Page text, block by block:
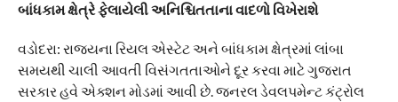
બાંધકામ ક્ષેત્રે ફેલાયેલી અનિશ્ચિતતાના વાદળો વિખેરાશે
વડોદરા: રાજ્યના રિયલ એસ્ટેટ અને બાંધકામ ક્ષેત્રમાં લાંબા
સમયથી ચાલી આવતી વિસંગતતાઓને દૂર કરવા માટે ગુજરાત
સરકાર હવે એક્શન મોડમાં આવી છે. જનરલ ડેવલપમેન્ટ કંટ્રોલ